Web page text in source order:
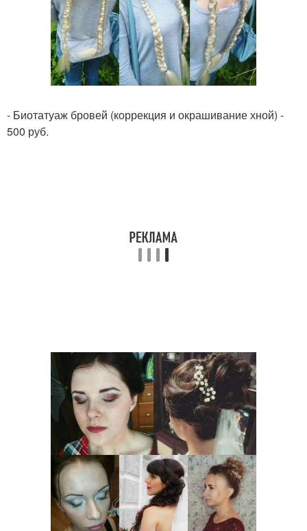
- Биотатуаж бровей (коррекция и окрашивание хной) -
500 руб.